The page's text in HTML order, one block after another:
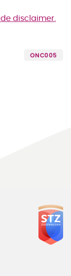
disclaimer.
ONC005